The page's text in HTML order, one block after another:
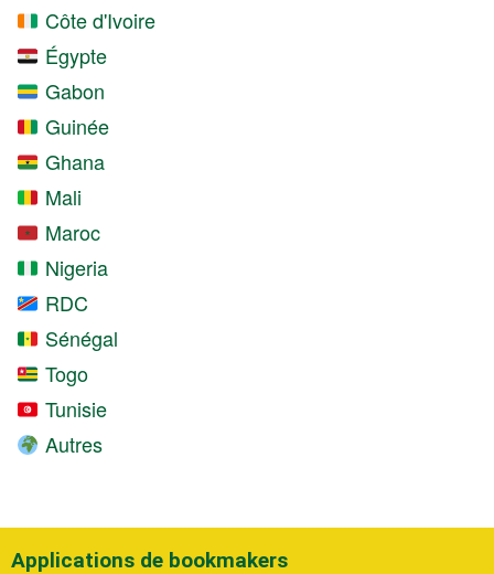
Côte d'Ivoire
Égypte
Gabon
Guinée
Ghana
Mali
Maroc
Nigeria
RDC
Sénégal
Togo
Tunisie
Autres
Applications de bookmakers